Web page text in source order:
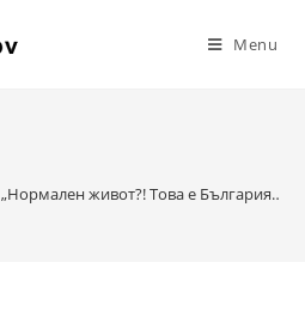
Menu
„Нормален живот?! Това е България…“